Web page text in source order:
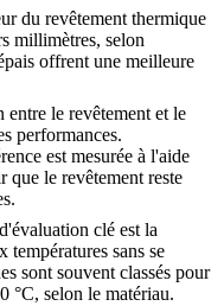
du revêtement thermique
millimètres, selon
offrent une meilleure
entre le revêtement et le
performances.
est mesurée à l'aide
que le revêtement reste
clé est la
températures sans se
sont souvent classés pour
°C, selon le matériau.